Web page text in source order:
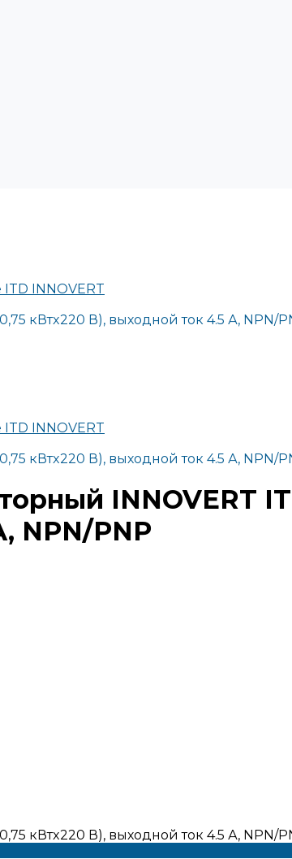
INNOVERT
кВтx220 В), выходной ток 4.5 А, NPN/
INNOVERT
кВтx220 В), выходной ток 4.5 А, NPN/
INNOVERT
NPN/PNP
кВтx220 В), выходной ток 4.5 А, NPN/